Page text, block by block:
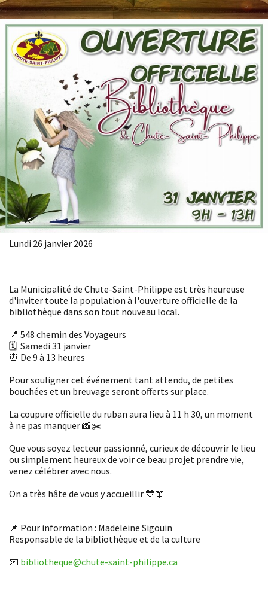
Lundi 26 janvier 2026
La Municipalité de Chute-Saint-Philippe est très heureuse
d'inviter toute la population à l'ouverture officielle de la
bibliothèque dans son tout nouveau local.
📍 548 chemin des Voyageurs
🗓 Samedi 31 janvier
⏰ De 9 à 13 heures
Pour souligner cet événement tant attendu, de petites
bouchées et un breuvage seront offerts sur place.
La coupure officielle du ruban aura lieu à 11 h 30, un moment
à ne pas manquer 📸✂️
Que vous soyez lecteur passionné, curieux de découvrir le lieu
ou simplement heureux de voir ce beau projet prendre vie,
venez célébrer avec nous.
On a très hâte de vous y accueillir 💙📖
📌 Pour information : Madeleine Sigouin
Responsable de la bibliothèque et de la culture
📧 bibliotheque@chute-saint-philippe.ca